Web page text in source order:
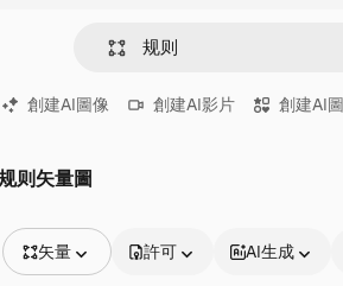
創建AI圖像 創建AI影片 創建AI
则矢量圖
矢量 許可 AI生成